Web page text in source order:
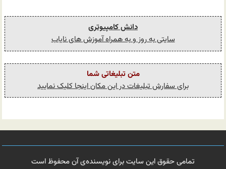
دانش کامپیوتری
سایتی به روز و به همراه آموزش های نایاب
متن تبلیغاتی شما
برای سفارش تبلیغات در این مکان اینجا کلیک نمایید
تمامی حقوق این سایت برای نویسنده‌ی آن محفوظ است